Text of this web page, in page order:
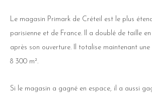
Le magasin Primark de Créteil est le plus
parisienne et de France. Il a doublé de taille
après son ouverture. Il totalise maintenant
8 300 m².
Si le magasin a gagné en espace, il a aussi